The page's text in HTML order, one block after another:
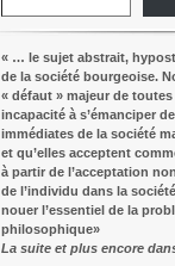
« … le sujet abstrait,
de la société bourgeoise.
« défaut » majeur de
incapacité à s’émanciper
immédiates de la société
et qu’elles acceptent
à partir de l’acceptation
de l’individu dans la
nouer l’essentiel de la
philosophique»
La suite et plus encore